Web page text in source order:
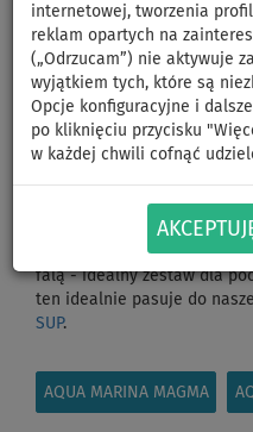
internetowej, tworzenia
reklam opartych na
(„Odrzucam”) nie aktywuje
wyjątkiem tych, które są
Opcje konfiguracyjne i
po kliknięciu przycisku
w każdej chwili cofnąć
Przedstawiamy Wam nowy
nowość z sezonu 2023.
To wszechstronny
początkujących i
odpowiedni dla osób o
deski z większą
jeśli szukasz
Aqua Marina BEAST
pływania po spokojnych
falą - idealny zestaw dla
ten idealnie pasuje do
SUP.
AQUA MARINA MAGMA